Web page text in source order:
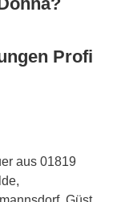
Profi
aus 01819